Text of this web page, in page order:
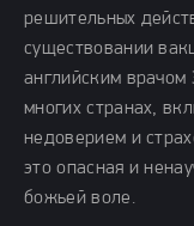
решительных
существовании
английским
многих странах,
недоверием и
это опасная и
божьей воле.